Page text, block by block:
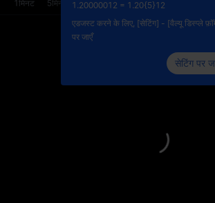
1मिनट 5मिनट 15मिनट 30मिनट 1घंटा
1.20000012 = 1.20{5}12
एडजस्ट करने के लिए, [सेटिंग] - [वैल्यू डिस्प्ले
पर जाएँ
सेटिंग पर